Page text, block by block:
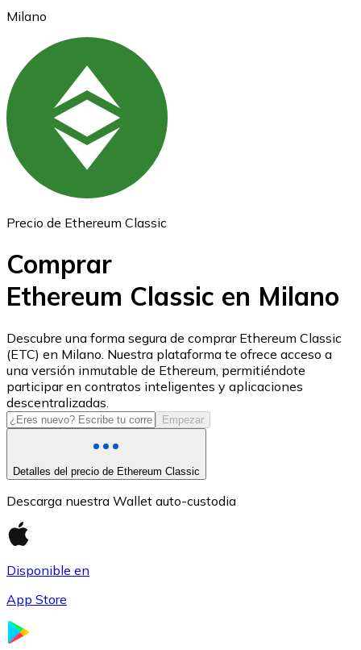
Ethereum
ETH
USD Coin
USDC
Litecoin
LTC
Milano
Precio de Ethereum Classic
Comprar
Ethereum Classic en Milano
Descubre una forma segura de comprar Ethereum Classic
(ETC) en Milano. Nuestra plataforma te ofrece acceso a
una versión inmutable de Ethereum, permitiéndote
participar en contratos inteligentes y aplicaciones
descentralizadas.
Empezar
Detalles del precio de Ethereum Classic
Descarga nuestra Wallet auto-custodia
Disponible en
App Store